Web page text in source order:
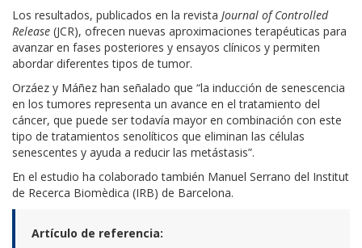
Los resultados, publicados en la revista Journal of Controlled
Release (JCR), ofrecen nuevas aproximaciones terapéuticas para
avanzar en fases posteriores y ensayos clínicos y permiten
abordar diferentes tipos de tumor.
Orzáez y Máñez han señalado que “la inducción de senescencia
en los tumores representa un avance en el tratamiento del
cáncer, que puede ser todavía mayor en combinación con este
tipo de tratamientos senolíticos que eliminan las células
senescentes y ayuda a reducir las metástasis”.
En el estudio ha colaborado también Manuel Serrano del Institut
de Recerca Biomèdica (IRB) de Barcelona.
Artículo de referencia: